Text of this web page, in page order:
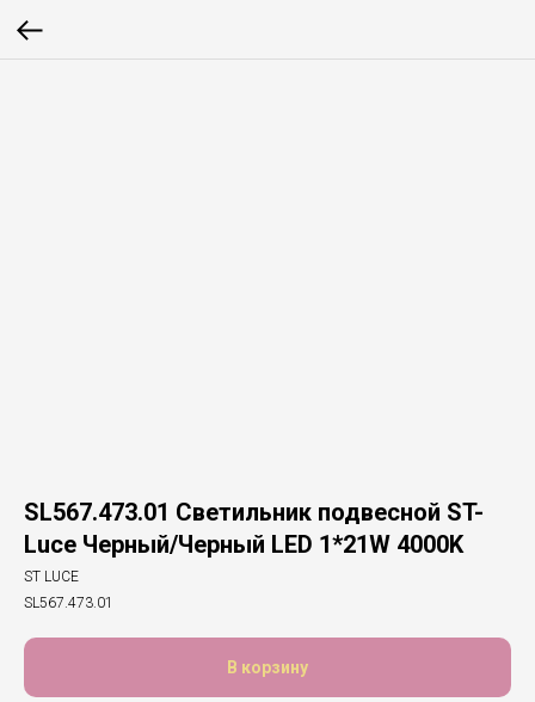
SL567.473.01 Светильник подвесной ST-
Luce Черный/Черный LED 1*21W 4000K
ST LUCE
SL567.473.01
В корзину